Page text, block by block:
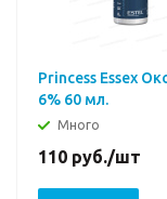
Princess Essex
6% 60 мл.
Много
110 руб./шт